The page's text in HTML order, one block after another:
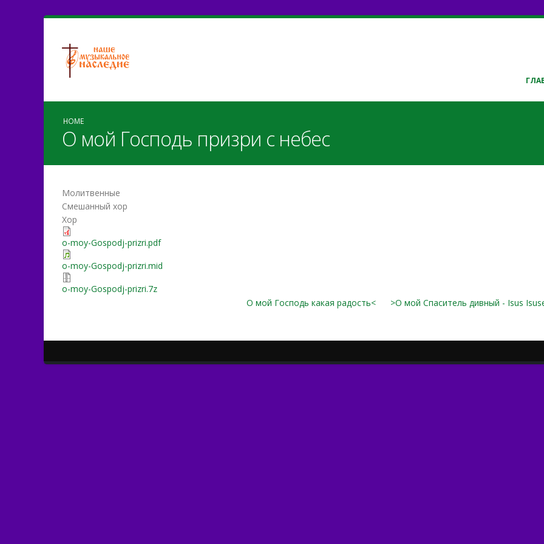
HOME
О мой Господь призри с небес
Молитвенные
Смешанный хор
Хор
o-moy-Gospodj-prizri.pdf
o-moy-Gospodj-prizri.mid
o-moy-Gospodj-prizri.7z
О мой Господь какая радость<
>О мой Спаситель дивный - Isus